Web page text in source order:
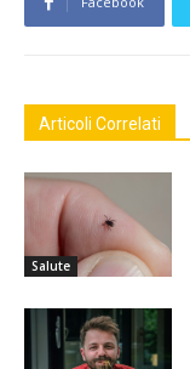
Articoli Correlati
Salute